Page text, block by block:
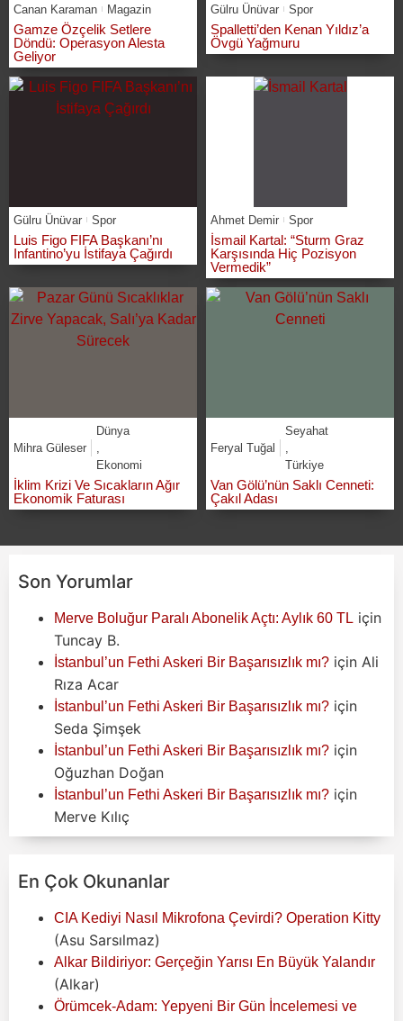
Canan Karaman Magazin
Gamze Özçelik Setlere
Döndü: Operasyon Alesta
Geliyor
Gülru Ünüvar Spor
Spalletti’den Kenan Yıldız’a
Övgü Yağmuru
Gülru Ünüvar Spor
Luis Figo FIFA Başkanı’nı
Infantino’yu İstifaya Çağırdı
Ahmet Demir Spor
İsmail Kartal: “Sturm Graz
Karşısında Hiç Pozisyon
Vermedik”
Mihra Güleser
Dünya
Ekonomi
İklim Krizi Ve Sıcakların Ağır
Ekonomik Faturası
Feryal Tuğal
Seyahat
Türkiye
Van Gölü’nün Saklı Cenneti:
Çakıl Adası
Son Yorumlar
Merve Boluğur Paralı Abonelik Açtı: Aylık 60 TL için
Tuncay B.
İstanbul’un Fethi Askeri Bir Başarısızlık mı? için Ali
Rıza Acar
İstanbul’un Fethi Askeri Bir Başarısızlık mı? için
Seda Şimşek
İstanbul’un Fethi Askeri Bir Başarısızlık mı? için
Oğuzhan Doğan
İstanbul’un Fethi Askeri Bir Başarısızlık mı? için
Merve Kılıç
En Çok Okunanlar
CIA Kediyi Nasıl Mikrofona Çevirdi? Operation Kitty
(Asu Sarsılmaz)
Alkar Bildiriyor: Gerçeğin Yarısı En Büyük Yalandır
(Alkar)
Örümcek-Adam: Yepyeni Bir Gün İncelemesi ve